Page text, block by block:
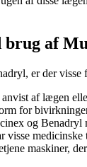
af
er der visse
af lægen
for
og
maskiner,